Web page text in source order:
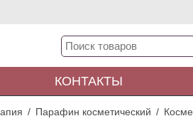
КОНТАКТЫ
Парафин косметический